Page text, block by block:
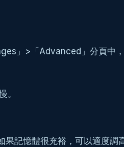
」>「Advanced」分頁中
。
果記憶體很充裕，可以適度調